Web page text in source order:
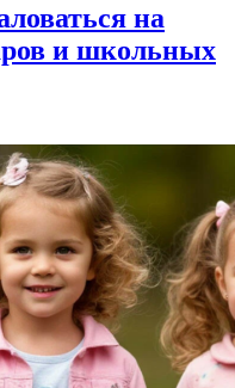
на
и школьных